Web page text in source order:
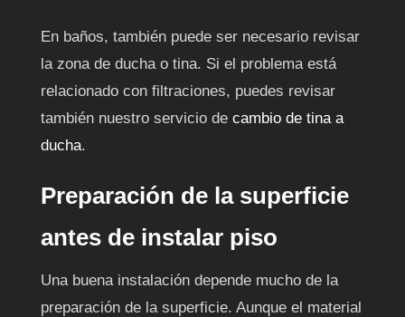
En baños, también puede ser necesario revisar
la zona de ducha o tina. Si el problema está
relacionado con filtraciones, puedes revisar
también nuestro servicio de cambio de tina a
ducha.
Preparación de la superficie
antes de instalar piso
Una buena instalación depende mucho de la
preparación de la superficie. Aunque el material